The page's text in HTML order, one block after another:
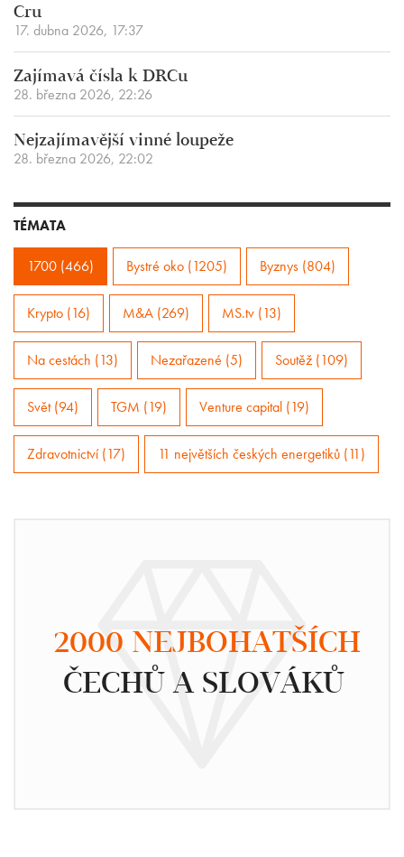
Cru
17. dubna 2026, 17:37
Zajímavá čísla k DRCu
28. března 2026, 22:26
Nejzajímavější vinné loupeže
28. března 2026, 22:02
TÉMATA
1700 (466) Bystré oko (1205) Byznys (804)
Krypto (16) M&A (269) MS.tv (13)
Na cestách (13) Nezařazené (5) Soutěž (109)
Svět (94) TGM (19) Venture capital (19)
Zdravotnictví (17) 11 největších českých energetiků (11)
2000 NEJBOHATŠÍCH
ČECHŮ A SLOVÁKŮ